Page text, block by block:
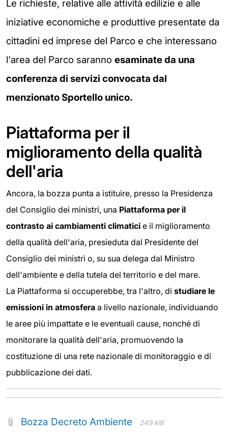
Le richieste, relative alle attività edilizie e alle
iniziative economiche e produttive presentate da
cittadini ed imprese del Parco e che interessano
l'area del Parco saranno esaminate da una
conferenza di servizi convocata dal
menzionato Sportello unico.
Piattaforma per il
miglioramento della qualità
dell'aria
Ancora, la bozza punta a istituire, presso la Presidenza
del Consiglio dei ministri, una Piattaforma per il
contrasto ai cambiamenti climatici e il miglioramento
della qualità dell'aria, presieduta dal Presidente del
Consiglio dei ministri o, su sua delega dal Ministro
dell'ambiente e della tutela del territorio e del mare.
La Piattaforma si occuperebbe, tra l'altro, di studiare le
emissioni in atmosfera a livello nazionale, individuando
le aree più impattate e le eventuali cause, nonché di
monitorare la qualità dell'aria, promuovendo la
costituzione di una rete nazionale di monitoraggio e di
pubblicazione dei dati.
Bozza Decreto Ambiente 249 kiB